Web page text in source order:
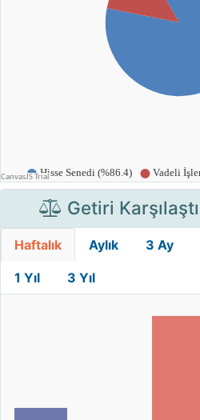
Getiri
Haftalık Aylık 3 Ay
1 Yıl 3 Yıl